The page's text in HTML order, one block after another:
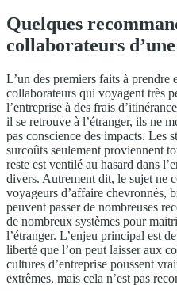
Quelques
collaborateurs
L’un des premiers faits à prendre
collaborateurs qui voyagent très
l’entreprise à des frais
il se retrouve à l’étranger, ils ne
pas conscience des impacts. Les
surcoûts seulement proviennent
reste est ventilé au hasard dans
divers. Autrement dit, le sujet ne
voyageurs d’affaire chevronnés,
peuvent passer de nombreuses
de nombreux systèmes pour
l’étranger. L’enjeu principal est
liberté que l’on peut laisser aux
cultures d’entreprise poussent
extrêmes, mais cela n’est pas